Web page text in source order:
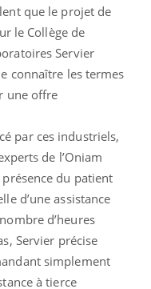
que le projet de
le Collège de
Servier
connaître les termes
une offre
par ces industriels,
de l’Oniam
présence du patient
d’une assistance
d’heures
Servier précise
simplement
à tierce